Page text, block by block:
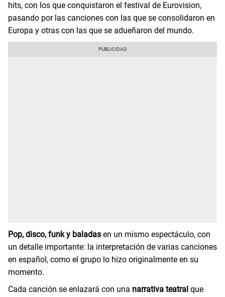
hits, con los que conquistaron el festival de Eurovision,
pasando por las canciones con las que se consolidaron en
Europa y otras con las que se adueñaron del mundo.
Pop, disco, funk y baladas en un mismo espectáculo, con
un detalle importante: la interpretación de varias canciones
en español, como el grupo lo hizo originalmente en su
momento.
Cada canción se enlazará con una narrativa teatral que